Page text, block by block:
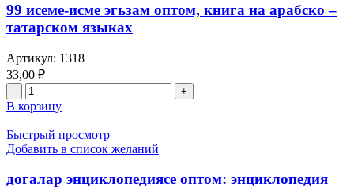
и
объяснения,
Фарид
хазрат
Сэлман,
оптом
99 исеме-исме эгьзам оптом, книга на арабско –
татарском языках
Артикул: 1318
33,00 ₽
Количество
товара
99
исеме-
исме
оптом,
книга
В корзину
Быстрый просмотр
Добавить в список желаний
догалар энциклопедиясе оптом: энциклопедия